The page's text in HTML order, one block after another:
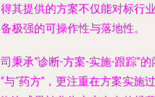
其提供的方案不仅能对标行
极强的可操作性与落地性。
秉承“诊断-方案-实施-跟踪”
与“药方”，更注重在方案实施